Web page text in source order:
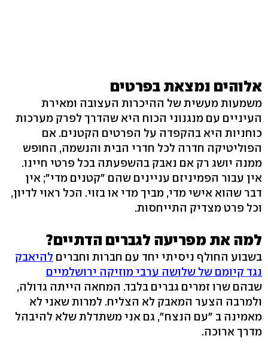
אלוהים נמצאת בפרטים
משמעות מעשית של ההיכרות העצובה ומאירת
העיניים עם מנגנוני הכוח היא שהדרך לפרק מערכות
כוחניות היא בהקפדה על הפרטים הקטנים. אם
הפוליטיקה חדרה לכל חדרי הבית והנשמה, החופש
ממנה יושג רק אם נאבק בהשפעתה בכל פרטי חיינו.
אין עבור הפמיניזם עניינים שהם "קטנים מדי"; אין
דבר שהוא אישי מדי, מביך מדי או בזוי. הכל ראוי לדיון,
וכל פרט מצדיק התייחסות.
למה את מפריעה לגברים הדתיים?
בשבוע החולף ניסיתי יחד עם חברות וחברים להיאבק
נגד קיומם של שלושה ערבי מוזיקה ירושלמיים
שבהם שרו זמרים גברים בלבד. המחאה הייתה גדולה,
ולמרבה הצער המאבק לא הצליח. למרות שאני לא
מאמינה ב "עם הנצח", גם אני משתדלת שלא להיבהל
מדרך ארוכה.